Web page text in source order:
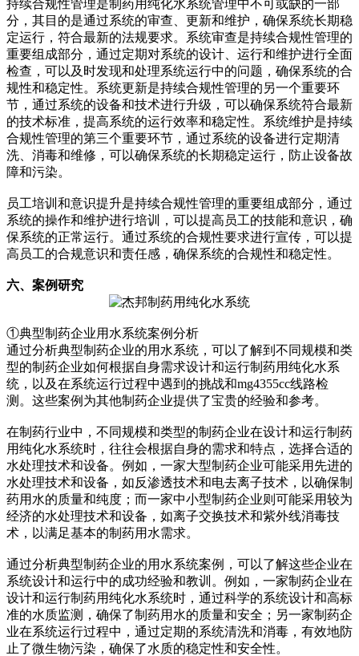
持续合规性管理是制药用纯化水系统管理中不可或缺的一部
分，其目的是通过系统的审查、更新和维护，确保系统长期稳
定运行，符合最新的法规要求。系统审查是持续合规性管理的
重要组成部分，通过定期对系统的设计、运行和维护进行全面
检查，可以及时发现和处理系统运行中的问题，确保系统的合
规性和稳定性。系统更新是持续合规性管理的另一个重要环
节，通过系统的设备和技术进行升级，可以确保系统符合最新
的技术标准，提高系统的运行效率和稳定性。系统维护是持续
合规性管理的第三个重要环节，通过系统的设备进行定期清
洗、消毒和维修，可以确保系统的长期稳定运行，防止设备故
障和污染。
员工培训和意识提升是持续合规性管理的重要组成部分，通过
系统的操作和维护进行培训，可以提高员工的技能和意识，确
保系统的正常运行。通过系统的合规性要求进行宣传，可以提
高员工的合规意识和责任感，确保系统的合规性和稳定性。
六、案例研究
①典型制药企业用水系统案例分析
通过分析典型制药企业的用水系统，可以了解到不同规模和类
型的制药企业如何根据自身需求设计和运行制药用纯化水系
统，以及在系统运行过程中遇到的挑战和mg4355cc线路检
测。这些案例为其他制药企业提供了宝贵的经验和参考。
在制药行业中，不同规模和类型的制药企业在设计和运行制药
用纯化水系统时，往往会根据自身的需求和特点，选择合适的
水处理技术和设备。例如，一家大型制药企业可能采用先进的
水处理技术和设备，如反渗透技术和电去离子技术，以确保制
药用水的质量和纯度；而一家中小型制药企业则可能采用较为
经济的水处理技术和设备，如离子交换技术和紫外线消毒技
术，以满足基本的制药用水需求。
通过分析典型制药企业的用水系统案例，可以了解这些企业在
系统设计和运行中的成功经验和教训。例如，一家制药企业在
设计和运行制药用纯化水系统时，通过科学的系统设计和高标
准的水质监测，确保了制药用水的质量和安全；另一家制药企
业在系统运行过程中，通过定期的系统清洗和消毒，有效地防
止了微生物污染，确保了水质的稳定性和安全性。